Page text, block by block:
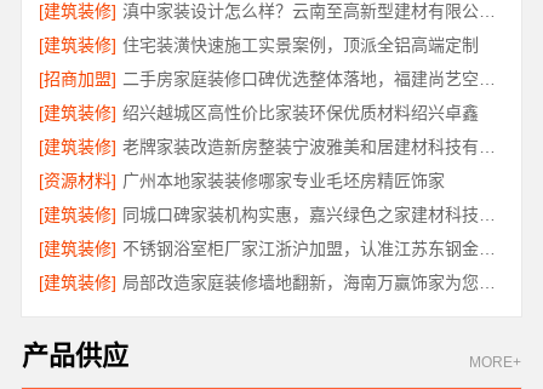
[建筑装修]
滇中家装设计怎么样？云南至高新型建材有限公司专业靠谱
[建筑装修] 住宅装潢快速施工实景案例，顶派全铝高端定制
[招商加盟]
[建筑装修] 绍兴越城区高性价比家装环保优质材料绍兴卓鑫
[建筑装修]
[资源材料] 广州本地家装装修哪家专业毛坯房精匠饰家
[建筑装修]
[建筑装修]
不锈钢浴室柜厂家江浙沪加盟，认准江苏东钢金属科技有限公司
[建筑装修]
产品供应 MORE+